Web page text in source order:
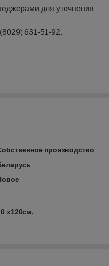
для уточнения
631-51-92.
производство
х120см.